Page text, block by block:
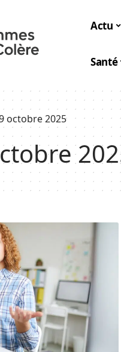
Actu
Santé
octobre 2025